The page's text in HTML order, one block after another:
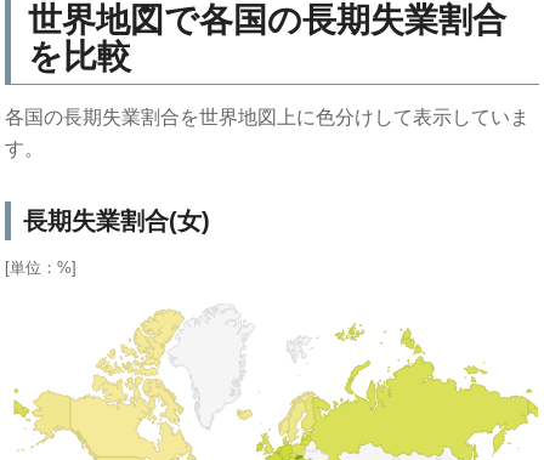
世界地図で各国の長期失業割合
を比較
各国の長期失業割合を世界地図上に色分けして表示していま
す。
長期失業割合(女)
[単位：%]